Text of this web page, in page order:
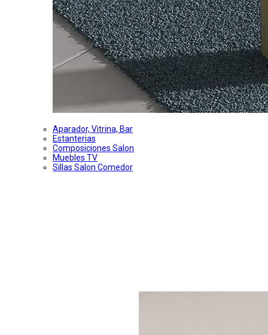
Aparador, Vitrina, Bar
Estanterias
Composiciones Salon
Muebles TV
Sillas Salon Comedor